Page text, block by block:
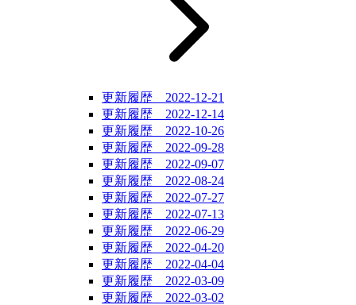
更新履歴 2022-12-21
更新履歴 2022-12-14
更新履歴 2022-10-26
更新履歴 2022-09-28
更新履歴 2022-09-07
更新履歴 2022-08-24
更新履歴 2022-07-27
更新履歴 2022-07-13
更新履歴 2022-06-29
更新履歴 2022-04-20
更新履歴 2022-04-04
更新履歴 2022-03-09
更新履歴 2022-03-02